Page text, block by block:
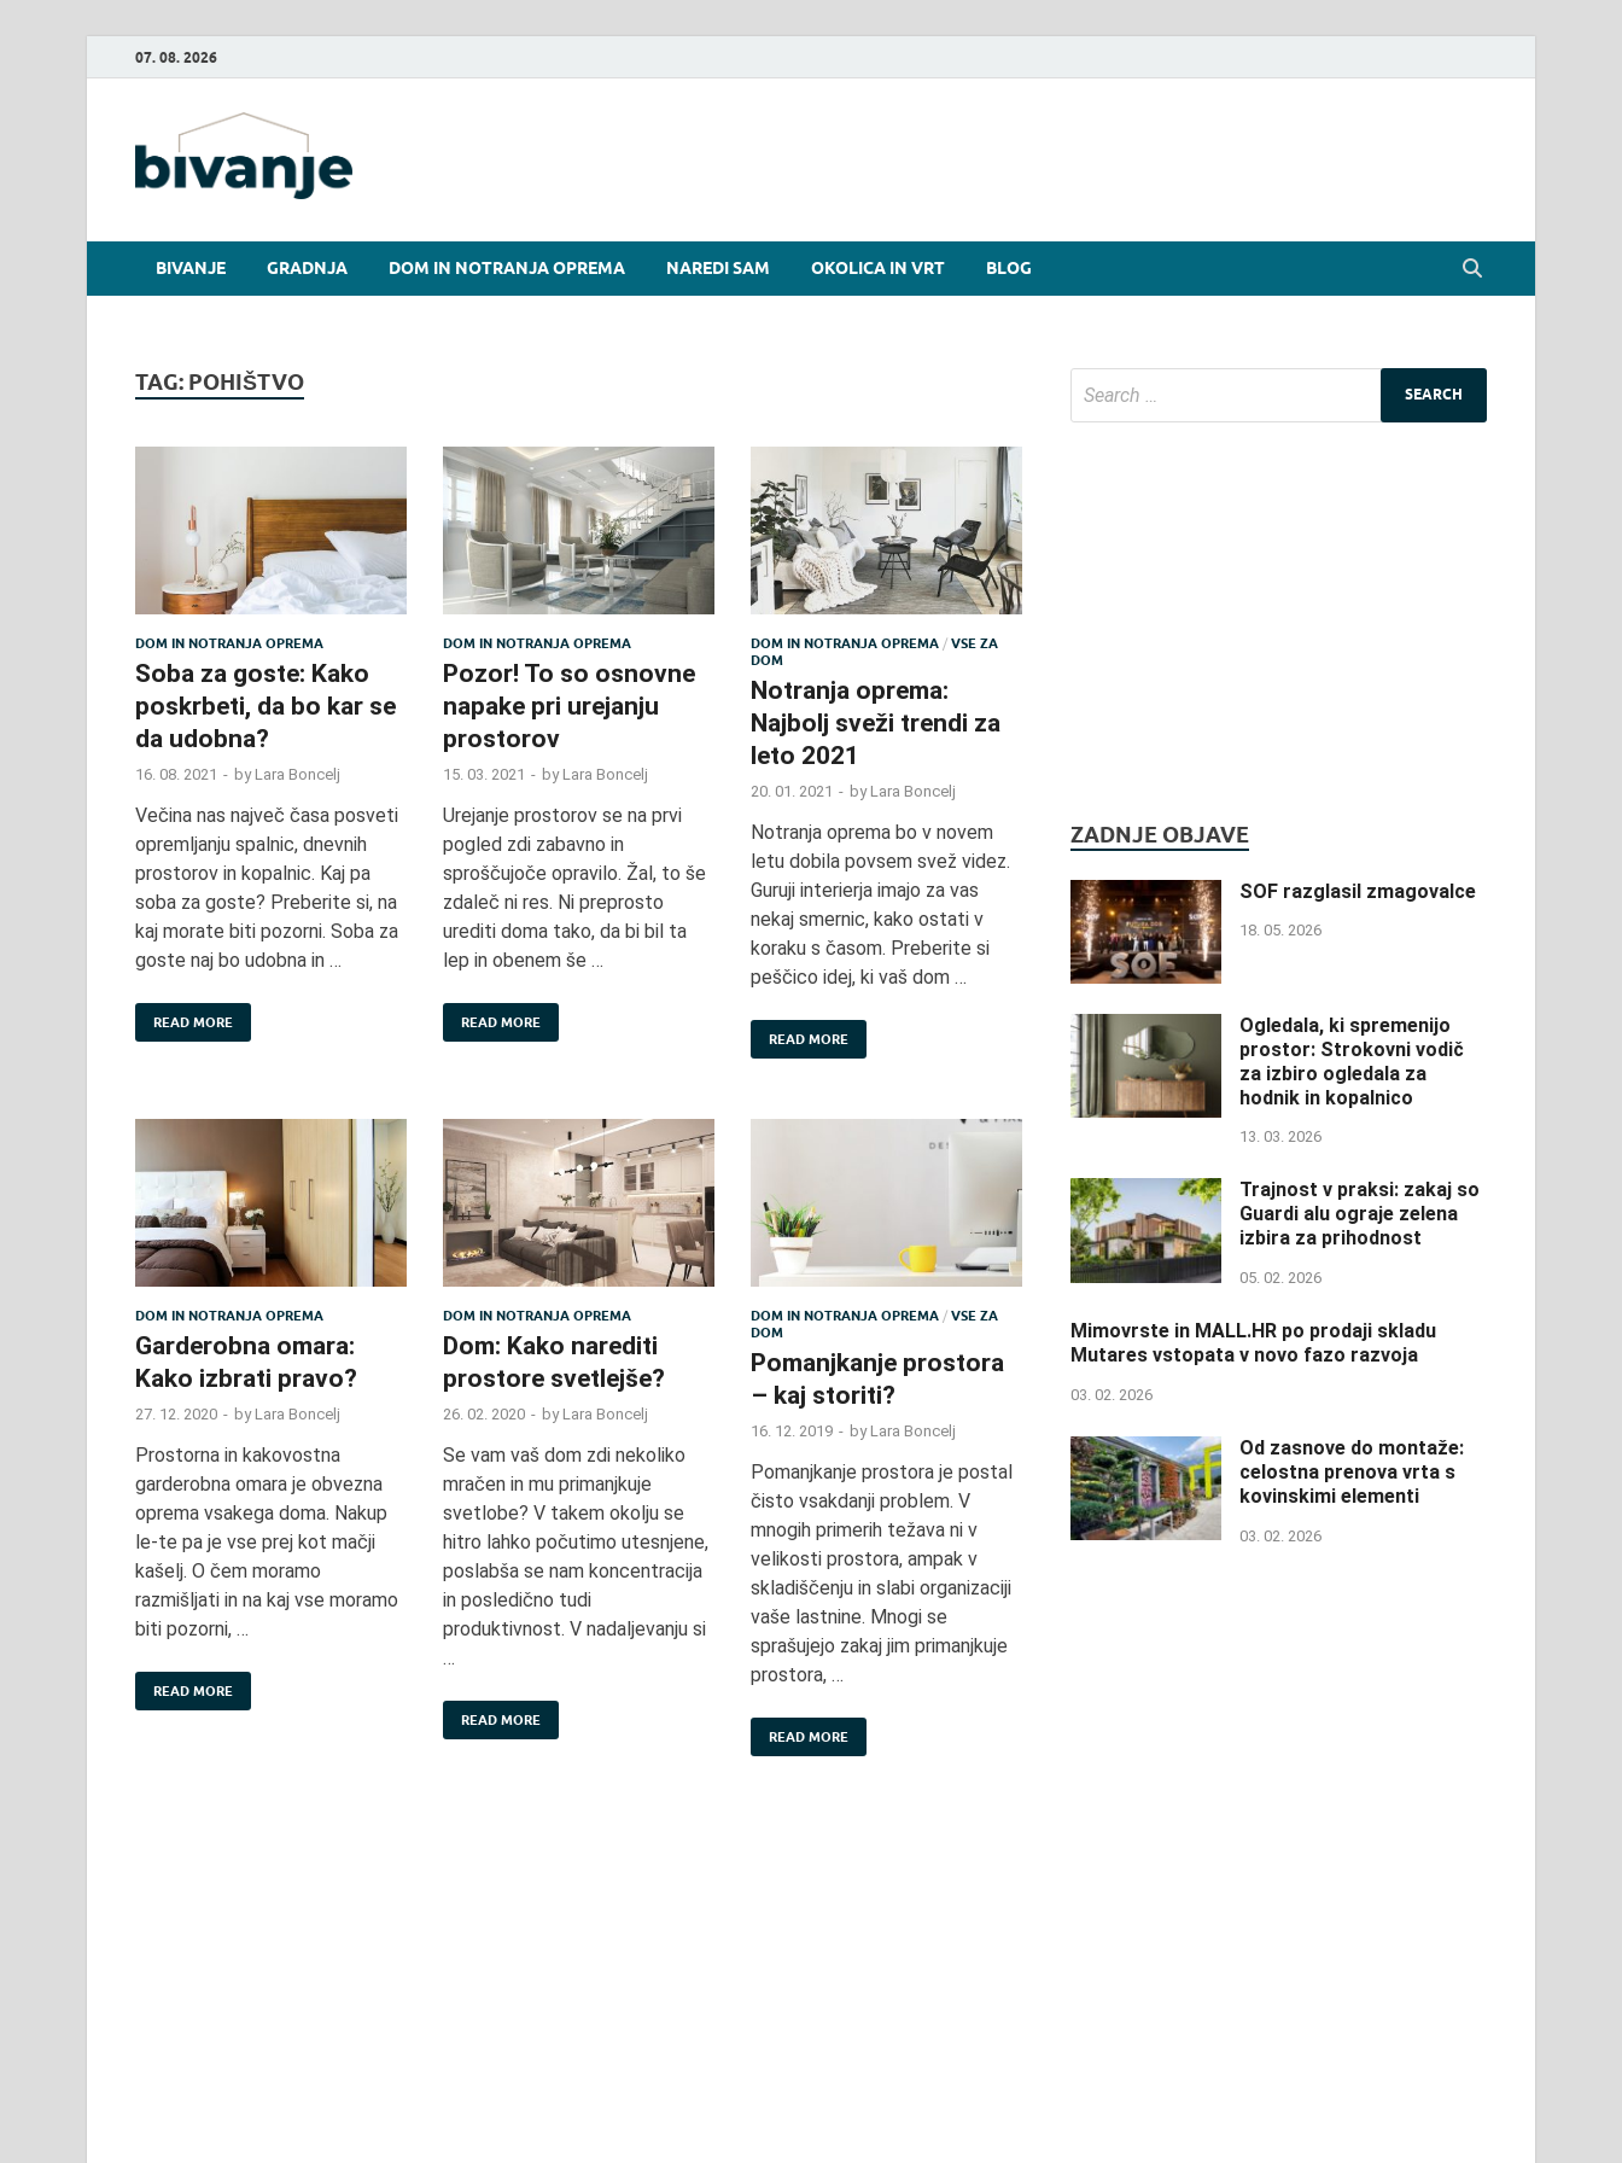
07. 08. 2026
BIVANJE GRADNJA DOM IN NOTRANJA OPREMA NAREDI SAM OKOLICA IN VRT BLOG
TAG: POHIŠTVO
DOM IN NOTRANJA OPREMA
Soba za goste: Kako
poskrbeti, da bo kar se
da udobna?
16. 08. 2021 - by Lara Boncelj
Večina nas največ časa posveti
opremljanju spalnic, dnevnih
prostorov in kopalnic. Kaj pa
soba za goste? Preberite si, na
kaj morate biti pozorni. Soba za
goste naj bo udobna in …
READ MORE
DOM IN NOTRANJA OPREMA
Pozor! To so osnovne
napake pri urejanju
prostorov
15. 03. 2021 - by Lara Boncelj
Urejanje prostorov se na prvi
pogled zdi zabavno in
sproščujoče opravilo. Žal, to še
zdaleč ni res. Ni preprosto
urediti doma tako, da bi bil ta
lep in obenem še …
READ MORE
DOM IN NOTRANJA OPREMA / VSE ZA
DOM
Notranja oprema:
Najbolj sveži trendi za
leto 2021
20. 01. 2021 - by Lara Boncelj
Notranja oprema bo v novem
letu dobila povsem svež videz.
Guruji interierja imajo za vas
nekaj smernic, kako ostati v
koraku s časom. Preberite si
peščico idej, ki vaš dom …
READ MORE
DOM IN NOTRANJA OPREMA
Garderobna omara:
Kako izbrati pravo?
27. 12. 2020 - by Lara Boncelj
Prostorna in kakovostna
garderobna omara je obvezna
oprema vsakega doma. Nakup
le-te pa je vse prej kot mačji
kašelj. O čem moramo
razmišljati in na kaj vse moramo
biti pozorni, …
READ MORE
DOM IN NOTRANJA OPREMA
Dom: Kako narediti
prostore svetlejše?
26. 02. 2020 - by Lara Boncelj
Se vam vaš dom zdi nekoliko
mračen in mu primanjkuje
svetlobe? V takem okolju se
hitro lahko počutimo utesnjene,
poslabša se nam koncentracija
in posledično tudi
produktivnost. V nadaljevanju si
…
READ MORE
DOM IN NOTRANJA OPREMA / VSE ZA
DOM
Pomanjkanje prostora
– kaj storiti?
16. 12. 2019 - by Lara Boncelj
Pomanjkanje prostora je postal
čisto vsakdanji problem. V
mnogih primerih težava ni v
velikosti prostora, ampak v
skladiščenju in slabi organizaciji
vaše lastnine. Mnogi se
sprašujejo zakaj jim primanjkuje
prostora, …
READ MORE
ZADNJE OBJAVE
SOF razglasil zmagovalce
18. 05. 2026
Ogledala, ki spremenijo
prostor: Strokovni vodič
za izbiro ogledala za
hodnik in kopalnico
13. 03. 2026
Trajnost v praksi: zakaj so
Guardi alu ograje zelena
izbira za prihodnost
05. 02. 2026
Mimovrste in MALL.HR po prodaji skladu
Mutares vstopata v novo fazo razvoja
03. 02. 2026
Od zasnove do montaže:
celostna prenova vrta s
kovinskimi elementi
03. 02. 2026